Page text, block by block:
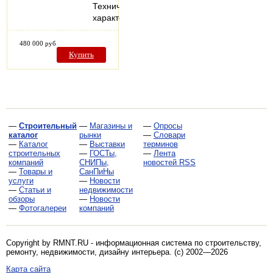
Технические
характеристики…
480 000 руб
Купить
— Строительный
каталог
— Каталог
строительных
компаний
— Товары и
услуги
— Статьи и
обзоры
— Фотогалереи
— Магазины и
рынки
— Выставки
— ГОСТы,
СНИПы,
СанПиНы
— Новости
недвижимости
— Новости
компаний
— Опросы
— Словари
терминов
— Лента
новостей RSS
Copyright by RMNT.RU - информационная система по строительству,
ремонту, недвижимости, дизайну интерьера. (c) 2002—2026
Карта сайта